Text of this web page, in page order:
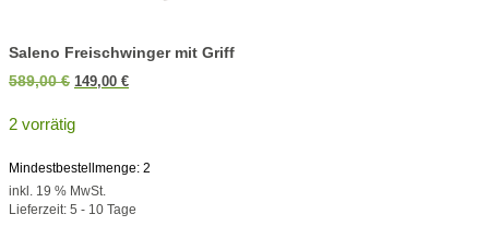
Saleno Freischwinger mit Griff
589,00€ Ursprünglicher
war:
589,00 €
149,00 €Aktueller
149,00 €.
2 vorrätig
Mindestbestellmenge: 2
inkl. 19 % MwSt.
Lieferzeit: 5 - 10 Tage